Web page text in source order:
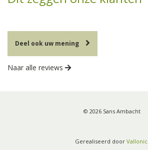
Deel ook uw mening
Naar alle reviews
© 2026 Sans Ambacht
Gerealiseerd door Vallonic